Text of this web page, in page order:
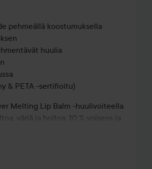
pehmeällä koostumuksella
huulia
& PETA -sertifioitu)
Melting Lip Balm -huulivoiteella
väriä ja hoitoa. 10 % voiseos ja
huulet pehmeiksi, täyteläisiksi